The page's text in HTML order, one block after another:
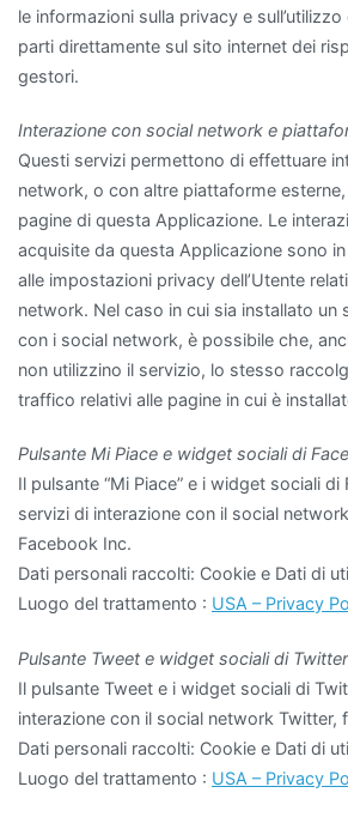
le informazioni sulla privacy e
parti direttamente sul sito internet dei
gestori.
Interazione con social network e
Questi servizi permettono di effettuare
network, o con altre piattaforme
pagine di questa Applicazione. Le
acquisite da questa Applicazione sono
alle impostazioni privacy dell’Utente
network. Nel caso in cui sia installato un
con i social network, è possibile che,
non utilizzino il servizio, lo stesso
traffico relativi alle pagine in cui è
Pulsante Mi Piace e widget sociali di
Il pulsante “Mi Piace” e i widget sociali
servizi di interazione con il social
Facebook Inc.
Dati personali raccolti: Cookie e Dati di
Luogo del trattamento : USA – Privacy
Pulsante Tweet e widget sociali di
Il pulsante Tweet e i widget sociali di
interazione con il social network Twitter,
Dati personali raccolti: Cookie e Dati di
Luogo del trattamento : USA – Privacy